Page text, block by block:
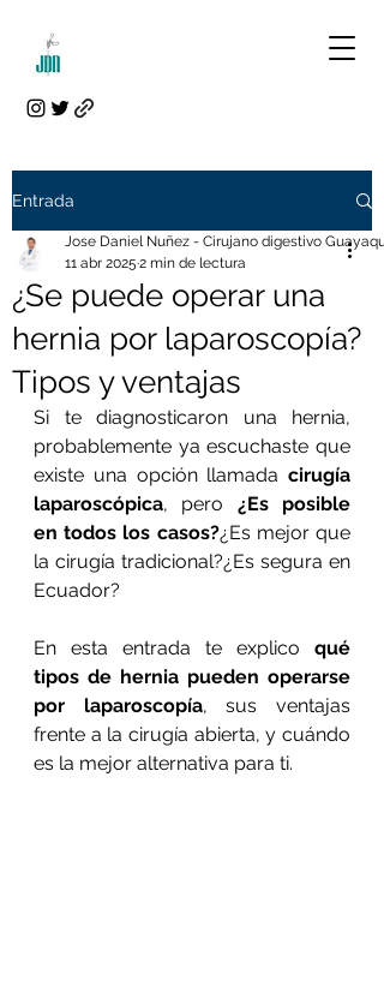
Entrada
¿Se puede operar una
hernia por laparoscopía?
Tipos y ventajas
Jose Daniel Nuñez - Cirujano digestivo Guayaquil
11 abr 2025 2 min de lectura
Si te diagnosticaron una hernia,
probablemente ya escuchaste que
existe una opción llamada cirugía
laparoscópica, pero ¿Es posible
en todos los casos?¿Es mejor que
la cirugía tradicional?¿Es segura en
Ecuador?
En esta entrada te explico qué
tipos de hernia pueden operarse
por laparoscopía, sus ventajas
frente a la cirugía abierta, y cuándo
es la mejor alternativa para ti.